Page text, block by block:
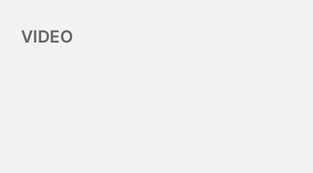
VIDEO